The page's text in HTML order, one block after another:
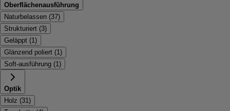
Oberflächenausführung
Naturbelassen (37)
Strukturiert (3)
Geläppt (1 )
Glänzend poliert (1 )
Soft-ausführung (1 )
Optik
Holz (31 )